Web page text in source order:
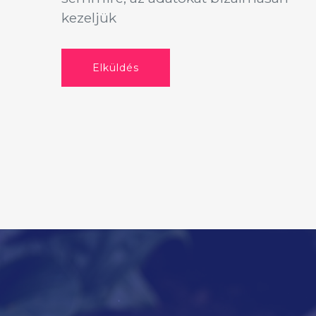
kezeljük
Elküldés